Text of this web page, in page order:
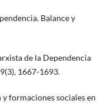
Balance y
de la Dependencia
1667-1693.
formaciones sociales en